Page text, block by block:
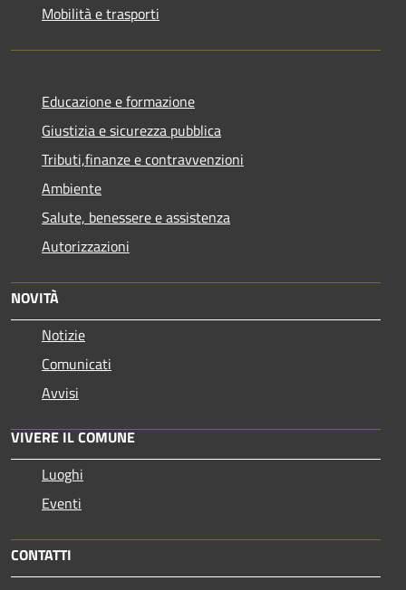
Mobilità e trasporti
Educazione e formazione
Giustizia e sicurezza pubblica
Tributi,finanze e contravvenzioni
Ambiente
Salute, benessere e assistenza
Autorizzazioni
NOVITÀ
Notizie
Comunicati
Avvisi
VIVERE IL COMUNE
Luoghi
Eventi
CONTATTI